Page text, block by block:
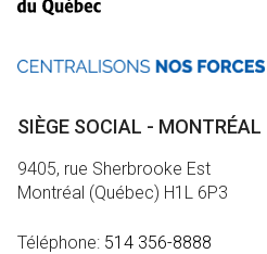
SIÈGE SOCIAL - MONTRÉAL
9405, rue Sherbrooke Est
Montréal (Québec) H1L 6P3
Téléphone: 514 356-8888